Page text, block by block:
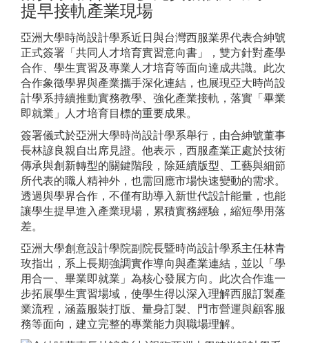
提早接軌產業現場
亞洲大學時尚設計學系近日與台灣西服業界代表合紳號
正式簽署「共同人才培育實習意向書」，雙方針對產學
合作、學生實習及專業人才培育等面向達成共識。此次
合作象徵學界與產業攜手深化連結，也展現亞大時尚設
計學系持續推動實務教學、強化產業接軌，落實「畢業
即就業」人才培育目標的重要成果。
簽署儀式於亞洲大學時尚設計學系舉行，由合紳號董事
長林諺良親自出席見證。他表示，西服產業正處於技術
傳承與創新轉型的關鍵階段，除延續版型、工藝與細節
所代表的職人精神外，也需回應市場快速變動的需求。
透過與學界合作，不僅有助導入新世代設計能量，也能
讓學生提早進入產業現場，累積實務經驗，縮短學用落
差。
亞洲大學創意設計學院副院長暨時尚設計學系主任林青
玫指出，系上長期強調實作導向與產業連結，並以「學
用合一、畢業即就業」為核心發展方向。此次合作進一
步拓展學生實習場域，使學生得以深入理解西服訂製產
業流程，涵蓋服裝打版、量身訂製、門市營運與顧客服
務等面向，建立完整的專業能力與職場理解。